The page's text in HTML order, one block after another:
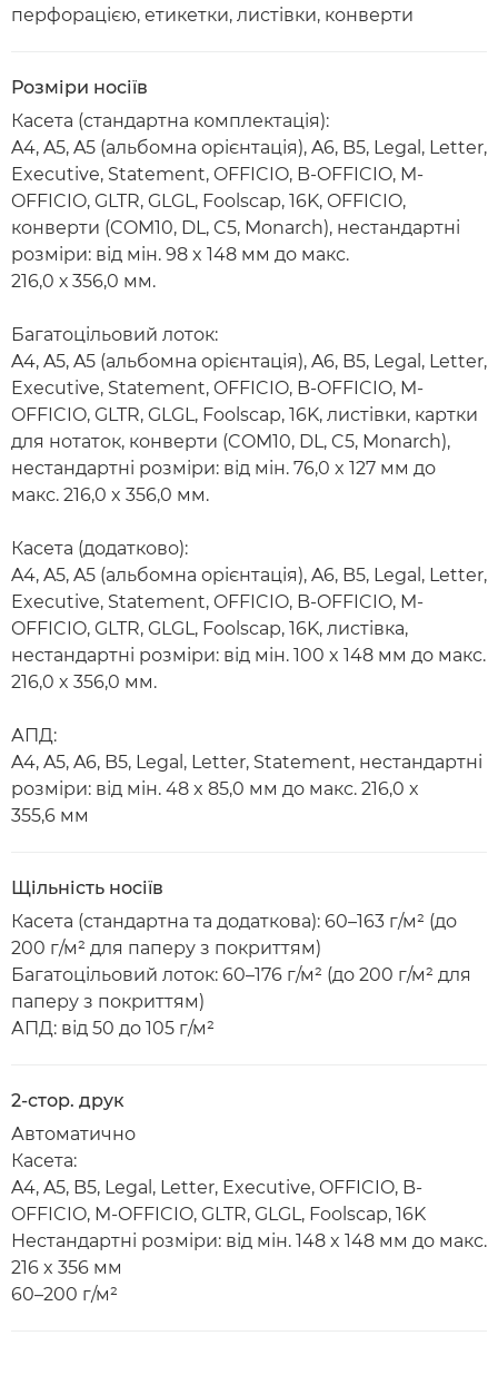
перфорацією, етикетки, листівки, конверти
Розміри носіїв
Касета (стандартна комплектація):
A4, A5, A5 (альбомна орієнтація), A6, B5, Legal, Letter,
Executive, Statement, OFFICIO, B-OFFICIO, M-
OFFICIO, GLTR, GLGL, Foolscap, 16K, OFFICIO,
конверти (COM10, DL, C5, Monarch), нестандартні
розміри: від мін. 98 x 148 мм до макс.
216,0 х 356,0 мм.
Багатоцільовий лоток:
A4, A5, A5 (альбомна орієнтація), A6, B5, Legal, Letter,
Executive, Statement, OFFICIO, B-OFFICIO, M-
OFFICIO, GLTR, GLGL, Foolscap, 16K, листівки, картки
для нотаток, конверти (COM10, DL, C5, Monarch),
нестандартні розміри: від мін. 76,0 x 127 мм до
макс. 216,0 x 356,0 мм.
Касета (додатково):
A4, A5, A5 (альбомна орієнтація), A6, B5, Legal, Letter,
Executive, Statement, OFFICIO, B-OFFICIO, M-
OFFICIO, GLTR, GLGL, Foolscap, 16K, листівка,
нестандартні розміри: від мін. 100 x 148 мм до макс.
216,0 x 356,0 мм.
АПД:
A4, A5, A6, B5, Legal, Letter, Statement, нестандартні
розміри: від мін. 48 x 85,0 мм до макс. 216,0 x
355,6 мм
Щільність носіїв
Касета (стандартна та додаткова): 60–163 г/м² (до
200 г/м² для паперу з покриттям)
Багатоцільовий лоток: 60–176 г/м² (до 200 г/м² для
паперу з покриттям)
АПД: від 50 до 105 г/м²
2-стор. друк
Автоматично
Касета:
A4, A5, B5, Legal, Letter, Executive, OFFICIO, B-
OFFICIO, M-OFFICIO, GLTR, GLGL, Foolscap, 16K
Нестандартні розміри: від мін. 148 x 148 мм до макс.
216 x 356 мм
60–200 г/м²